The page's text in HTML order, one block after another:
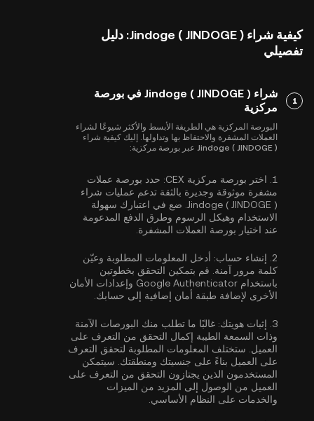
كيفية شراء Jindoge ( JINDOGE ): دليل
تفصيلي
1
شراء Jindoge ( JINDOGE ) في بورصة
مركزية
البورصة المركزية هي الطريقة الأبسط والأكثر شيوعًا لشراء
العملات المشفرة والاحتفاظ بها وتداولها. إليك كيفية شراء
Jindoge ( JINDOGE ) عبر بورصة مركزية:
1. اختر بورصة مركزية CEX:
حدد بورصة عملات
مشفرة موثوقة وجديرة بالثقة تدعم عمليات شراء
Jindoge ( JINDOGE ). ضع في اعتبارك سهولة
الاستخدام وهيكل الرسوم وطرق الدفع المدعومة
عند اختيار بورصة العملات المشفرة.
2. إنشاء حساب: أدخل المعلومات المطلوبة وعيّن
كلمة مرور آمنة. قم بتمكين التحقق بخطوتين
باستخدام Google Authenticator
وإعدادات الأمان
الأخرى لإضافة طبقة أمان إضافية إلى حسابك.
3. إثبات هويتك: غالبًا ما تطلب منك البورصات الآمنة
وذات السمعة الطيبة إكمال التحقق من التعرف على
العميل . ستختلف المعلومات المطلوبة لتحقق التعرف
على العميل بناءً على جنسيتك ومنطقتك. سيتمكن
المستخدمون الذين يجتازون التحقق من التعرف على
العميل من الوصول إلى المزيد من الميزات
والخدمات على النظام الأساسي.